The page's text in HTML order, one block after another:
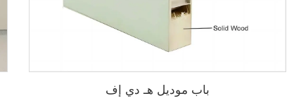
باب موديل هـ دي إف